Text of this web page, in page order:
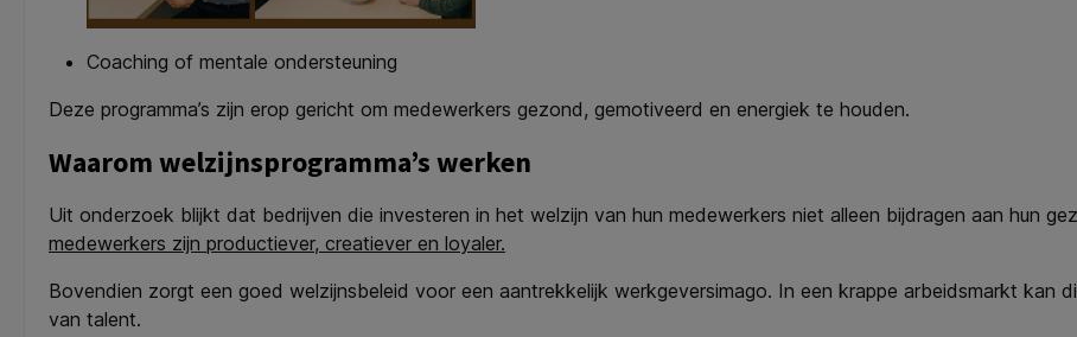
Coaching of mentale ondersteuning
Deze programma’s zijn erop gericht om medewerkers gezond, gemotiveerd en energiek te houden.
Waarom welzijnsprogramma’s werken
Uit onderzoek blijkt dat bedrijven die investeren in het welzijn van hun medewerkers niet alleen bijdragen aan hun
medewerkers zijn productiever, creatiever en loyaler.
Bovendien zorgt een goed welzijnsbeleid voor een aantrekkelijk werkgeversimago. In een krappe arbeidsmarkt kan
van talent.